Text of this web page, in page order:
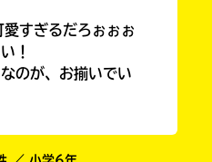
愛すぎるだろぉぉぉ
！
のが、お揃いでい